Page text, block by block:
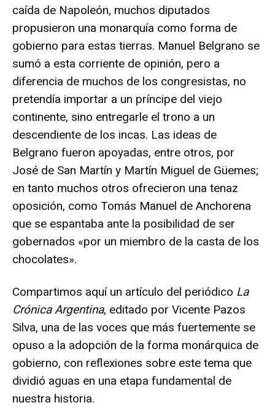
caída de Napoleón, muchos diputados
propusieron una monarquía como forma de
gobierno para estas tierras. Manuel Belgrano se
sumó a esta corriente de opinión, pero a
diferencia de muchos de los congresistas, no
pretendía importar a un príncipe del viejo
continente, sino entregarle el trono a un
descendiente de los incas. Las ideas de
Belgrano fueron apoyadas, entre otros, por
José de San Martín y Martín Miguel de Güemes;
en tanto muchos otros ofrecieron una tenaz
oposición, como Tomás Manuel de Anchorena
que se espantaba ante la posibilidad de ser
gobernados «por un miembro de la casta de los
chocolates».
Compartimos aquí un artículo del periódico La
Crónica Argentina, editado por Vicente Pazos
Silva, una de las voces que más fuertemente se
opuso a la adopción de la forma monárquica de
gobierno, con reflexiones sobre este tema que
dividió aguas en una etapa fundamental de
nuestra historia.